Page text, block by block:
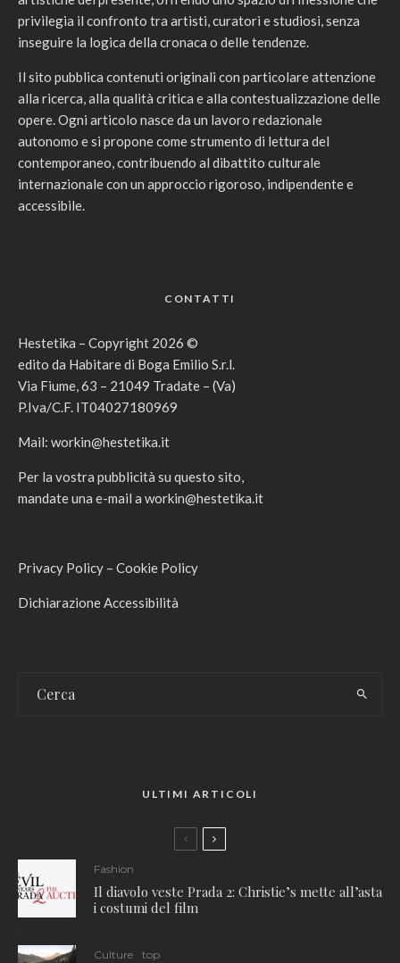
privilegia il confronto tra artisti, curatori e studiosi, senza
inseguire la logica della cronaca o delle tendenze.
Il sito pubblica contenuti originali con particolare attenzione
alla ricerca, alla qualità critica e alla contestualizzazione delle
opere. Ogni articolo nasce da un lavoro redazionale
autonomo e si propone come strumento di lettura del
contemporaneo, contribuendo al dibattito culturale
internazionale con un approccio rigoroso, indipendente e
accessibile.
CONTATTI
Hestetika – Copyright 2026 ©
edito da Habitare di Boga Emilio S.r.l.
Via Fiume, 63 – 21049 Tradate – (Va)
P.Iva/C.F. IT04027180969
Mail: workin@hestetika.it
Per la vostra pubblicità su questo sito,
mandate una e-mail a workin@hestetika.it
Privacy Policy – Cookie Policy
Dichiarazione Accessibilità
ULTIMI ARTICOLI
Fashion
Il diavolo veste Prada 2: Christie’s mette all’asta
i costumi del film
Culture top